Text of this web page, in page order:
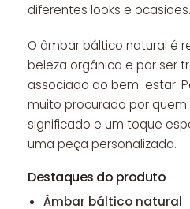
diferentes looks e ocasiões.
O âmbar báltico natural é
beleza orgânica e por ser
associado ao bem-estar.
muito procurado por
significado e um toque
uma peça personalizada.
Destaques do produto
Âmbar báltico natural